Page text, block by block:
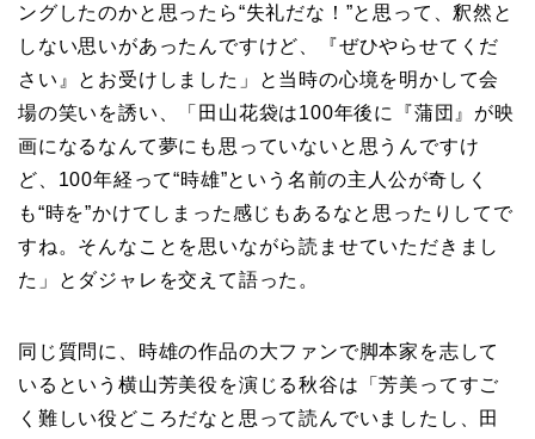
ングしたのかと思ったら“失礼だな！”と思って、釈然と
しない思いがあったんですけど、『ぜひやらせてくだ
さい』とお受けしました」と当時の心境を明かして会
場の笑いを誘い、「田山花袋は100年後に『蒲団』が映
画になるなんて夢にも思っていないと思うんですけ
ど、100年経って“時雄”という名前の主人公が奇しく
も“時を”かけてしまった感じもあるなと思ったりしてで
すね。そんなことを思いながら読ませていただきまし
た」とダジャレを交えて語った。
同じ質問に、時雄の作品の大ファンで脚本家を志して
いるという横山芳美役を演じる秋谷は「芳美ってすご
く難しい役どころだなと思って読んでいましたし、田